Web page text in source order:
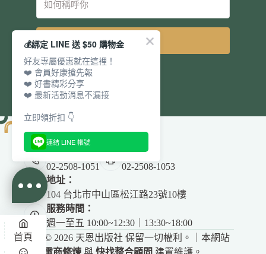
立即訂閱
電話：
02-2508-1051
傳真：
02-2508-1053
地址：
104 台北市中山區松江路23號10樓
服務時間：
週一至五 10:00~12:30｜13:30~18:00
Copyright © 2026 天恩出版社 保留一切權利。｜本網站
電商修煉 與快找整合顧問 建置維護。
首頁
💰綁定 LINE 送 $50 購物金
好友專屬優惠就在這裡！
❤️ 會員好康搶先報
❤️ 好書精彩分享
❤️ 最新活動消息不漏接
立即領折扣 👇
連結 LINE 帳號